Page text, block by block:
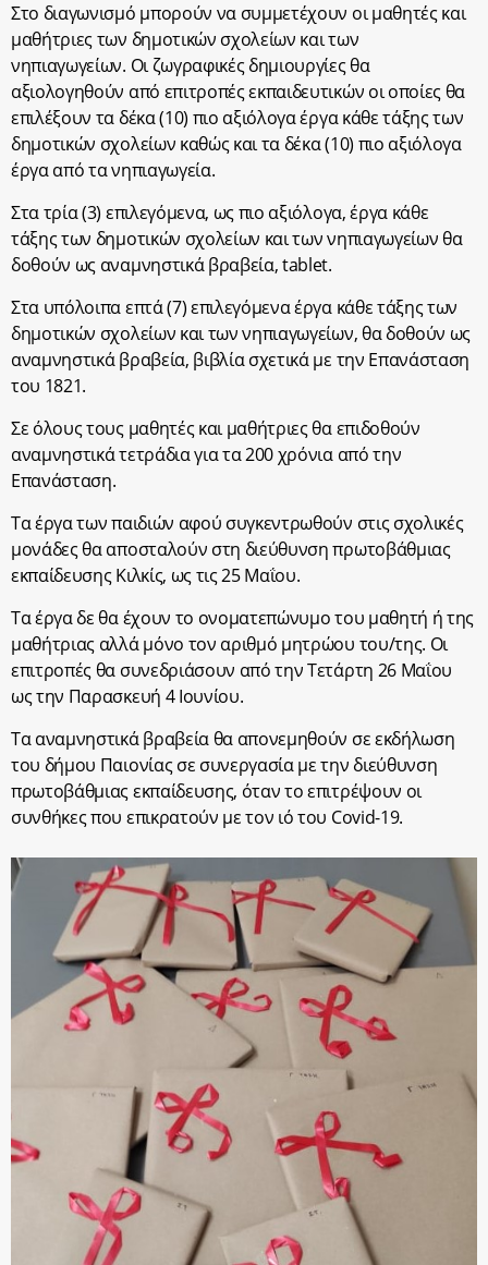
Στο διαγωνισμό μπορούν να συμμετέχουν οι μαθητές και
μαθήτριες των δημοτικών σχολείων και των
νηπιαγωγείων. Οι ζωγραφικές δημιουργίες θα
αξιολογηθούν από επιτροπές εκπαιδευτικών οι οποίες θα
επιλέξουν τα δέκα (10) πιο αξιόλογα έργα κάθε τάξης των
δημοτικών σχολείων καθώς και τα δέκα (10) πιο αξιόλογα
έργα από τα νηπιαγωγεία.
Στα τρία (3) επιλεγόμενα, ως πιο αξιόλογα, έργα κάθε
τάξης των δημοτικών σχολείων και των νηπιαγωγείων θα
δοθούν ως αναμνηστικά βραβεία, tablet.
Στα υπόλοιπα επτά (7) επιλεγόμενα έργα κάθε τάξης των
δημοτικών σχολείων και των νηπιαγωγείων, θα δοθούν ως
αναμνηστικά βραβεία, βιβλία σχετικά με την Επανάσταση
του 1821.
Σε όλους τους μαθητές και μαθήτριες θα επιδοθούν
αναμνηστικά τετράδια για τα 200 χρόνια από την
Επανάσταση.
Τα έργα των παιδιών αφού συγκεντρωθούν στις σχολικές
μονάδες θα αποσταλούν στη διεύθυνση πρωτοβάθμιας
εκπαίδευσης Κιλκίς, ως τις 25 Μαΐου.
Τα έργα δε θα έχουν το ονοματεπώνυμο του μαθητή ή της
μαθήτριας αλλά μόνο τον αριθμό μητρώου του/της. Οι
επιτροπές θα συνεδριάσουν από την Τετάρτη 26 Μαΐου
ως την Παρασκευή 4 Ιουνίου.
Τα αναμνηστικά βραβεία θα απονεμηθούν σε εκδήλωση
του δήμου Παιονίας σε συνεργασία με την διεύθυνση
πρωτοβάθμιας εκπαίδευσης, όταν το επιτρέψουν οι
συνθήκες που επικρατούν με τον ιό του Covid-19.